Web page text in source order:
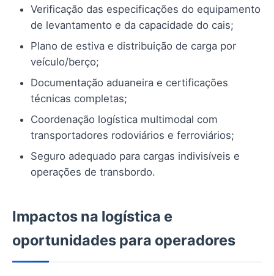
Verificação das especificações do equipamento
de levantamento e da capacidade do cais;
Plano de estiva e distribuição de carga por
veículo/berço;
Documentação aduaneira e certificações
técnicas completas;
Coordenação logística multimodal com
transportadores rodoviários e ferroviários;
Seguro adequado para cargas indivisíveis e
operações de transbordo.
Impactos na logística e
oportunidades para operadores